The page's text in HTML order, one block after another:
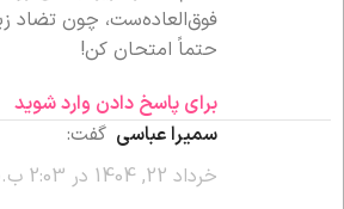
فوق‌العاده‌ست، چون تضاد
حتماً امتحان کن!
برای پاسخ دادن وارد شوید
سمیرا عباسی گفت:
خرداد 22, 1404 در 2:03 ب.ظ